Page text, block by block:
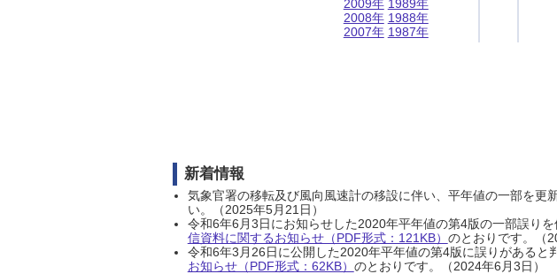
2009年
2008年
2007年
1989年
1988年
1987年
新着情報
気象官署の移転及び風向風速計の移設に伴い、平年値の一部を更
い。（2025年5月21日）
令和6年6月3日にお知らせした2020年平年値の第4版の一部誤り
信資料に関するお知らせ（PDF形式：121KB） のとおりです。（
令和6年3月26日に公開した2020年平年値の第4版に誤りがある
お知らせ（PDF形式：62KB） のとおりです。（2024年6月3日）